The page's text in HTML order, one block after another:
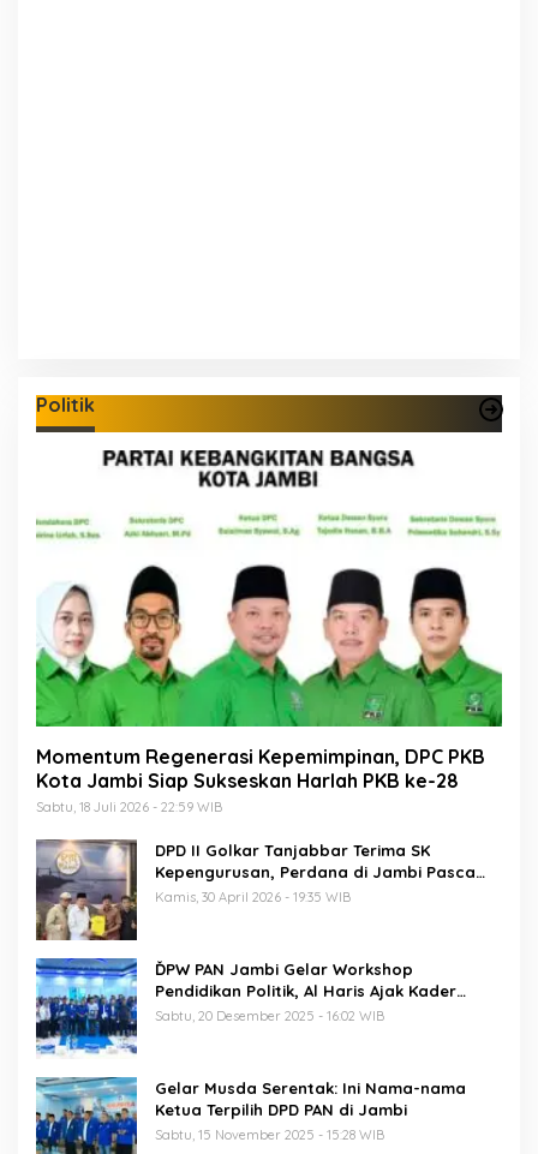
Politik
Momentum Regenerasi Kepemimpinan, DPC PKB
Kota Jambi Siap Sukseskan Harlah PKB ke-28
Sabtu, 18 Juli 2026 - 22:59 WIB
DPD II Golkar Tanjabbar Terima SK
Kepengurusan, Perdana di Jambi Pasca
Musda
Kamis, 30 April 2026 - 19:35 WIB
ĎPW PAN Jambi Gelar Workshop
Pendidikan Politik, Al Haris Ajak Kader
Perkuat Soliditas Jelang Pemilu 2029
Sabtu, 20 Desember 2025 - 16:02 WIB
Gelar Musda Serentak: Ini Nama-nama
Ketua Terpilih DPD PAN di Jambi
Sabtu, 15 November 2025 - 15:28 WIB